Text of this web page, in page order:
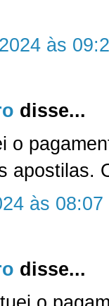
às
disse...
o
apostilas.
às 08:07
disse...